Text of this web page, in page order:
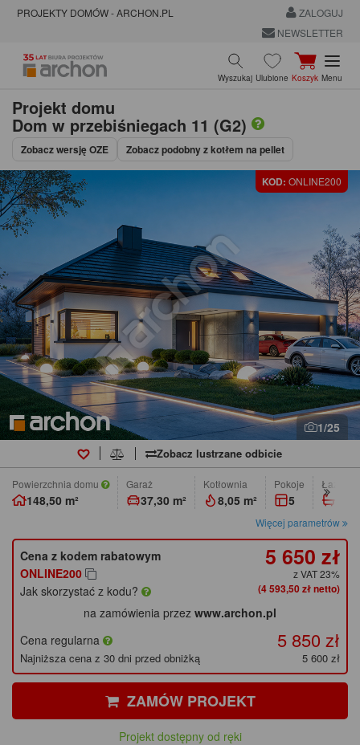
PROJEKTY DOMÓW - ARCHON.PL
ZALOGUJ
NEWSLETTER
Wyszukaj Ulubione Koszyk Menu
Projekt domu
Dom w przebiśniegach 11 (G2)
Zobacz wersję OZE Zobacz podobny z kotłem na pellet
KOD: ONLINE200
1/25
Zobacz lustrzane odbicie
Powierzchnia domu
148,50 m²
Garaż
37,30 m²
Kotłownia
8,05 m²
pokoje
5
Więcej parametrów
Cena z kodem rabatowym
ONLINE200
Jak skorzystać z kodu?
5 650 zł
z VAT 23%
(4 593,50 zł netto)
na zamówienia przez www.archon.pl
Cena regularna
5 850 zł
Najniższa cena z 30 dni przed obniżką 5 600 zł
ZAMÓW PROJEKT
Projekt dostępny od ręki